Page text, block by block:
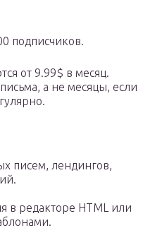
подписчиков.
от 9.99$ в месяц.
а не месяцы, если
писем, лендингов,
в редакторе HTML или